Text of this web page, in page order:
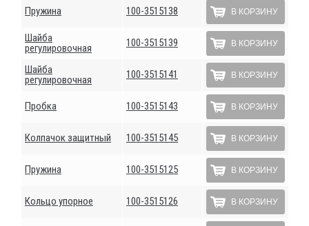
Пружина 100-3515138 В КОРЗИНУ
Шайба
регулировочная
100-3515139 В КОРЗИНУ
Шайба
регулировочная
100-3515141 В КОРЗИНУ
Пробка 100-3515143 В КОРЗИНУ
Колпачок защитный 100-3515145 В КОРЗИНУ
Пружина 100-3515125 В КОРЗИНУ
Кольцо упорное 100-3515126 В КОРЗИНУ